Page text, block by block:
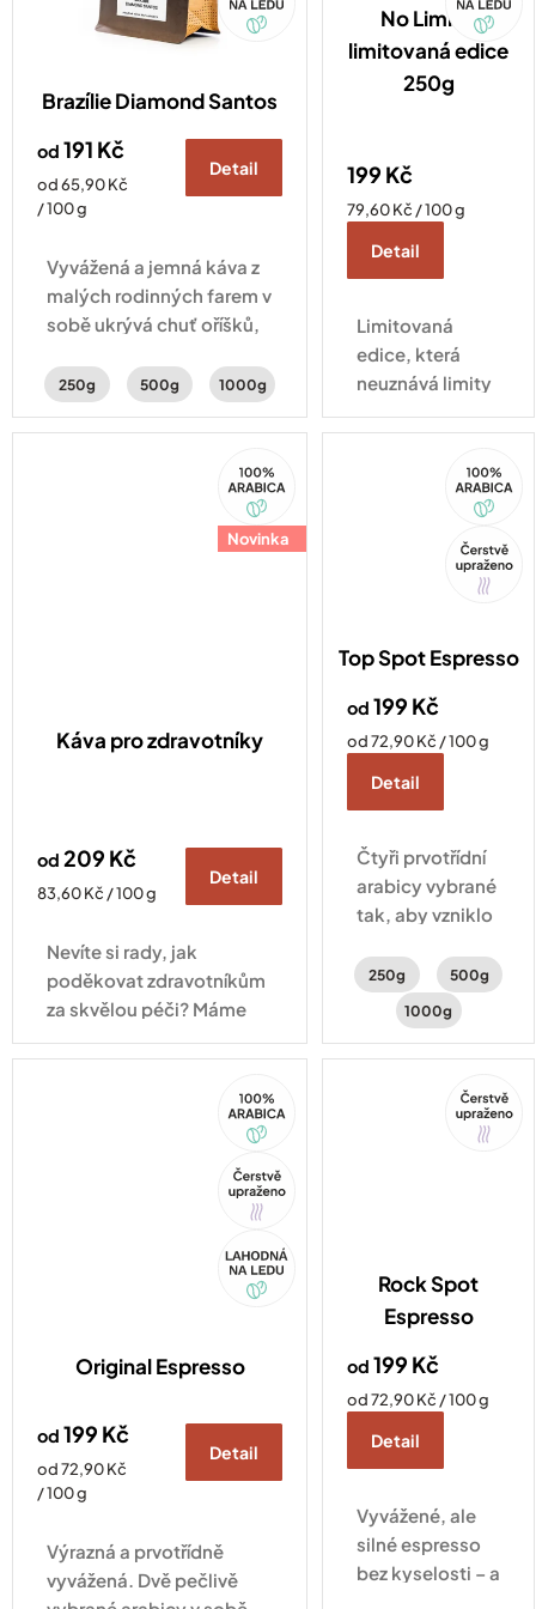
Brazílie Diamond Santos
od 191 Kč
Měrná
cena:
od 65,90 Kč
/ 100 g
Detail
Vyvážená a jemná káva z
malých rodinných farem v
sobě ukrývá chuť oříšků,
ovoce.
250g 500g 1000g
No Limit -
limitovaná edice
250g
199 Kč
Měrná
79,60 Kč / 100 g
Detail
Limitovaná
edice, která
neuznává limity
s chutí čokolády
a tóny lískových
Novinka
Arabica
Káva pro zdravotníky
od 209 Kč
Měrná
83,60 Kč / 100 g
Detail
Nevíte si rady, jak
poděkovat zdravotníkům
za skvělou péči? Máme
pro vás řešení.
Tip
Arabica
Top Spot Espresso
od 199 Kč
Měrná
od 72,90 Kč / 100 g
Detail
Čtyři prvotřídní
arabicy vybrané
tak, aby vzniklo
espresso. V
lehce sladké
chuti ucítíte
čokoládové a
kakaové tóny.
250g
500g
1000g
Tip
Arabica
Original Espresso
od 199 Kč
Měrná
cena:
od 72,90 Kč
/ 100 g
Detail
Výrazná a prvotřídně
vyvážená. Dvě pečlivě
Tip
Rock Spot
Espresso
od 199 Kč
Měrná
od 72,90 Kč / 100 g
Detail
Vyvážené, ale
silné espresso
bez kyselosti – a